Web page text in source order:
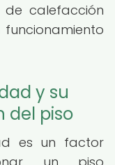
calefacción
y su
del piso
es un factor